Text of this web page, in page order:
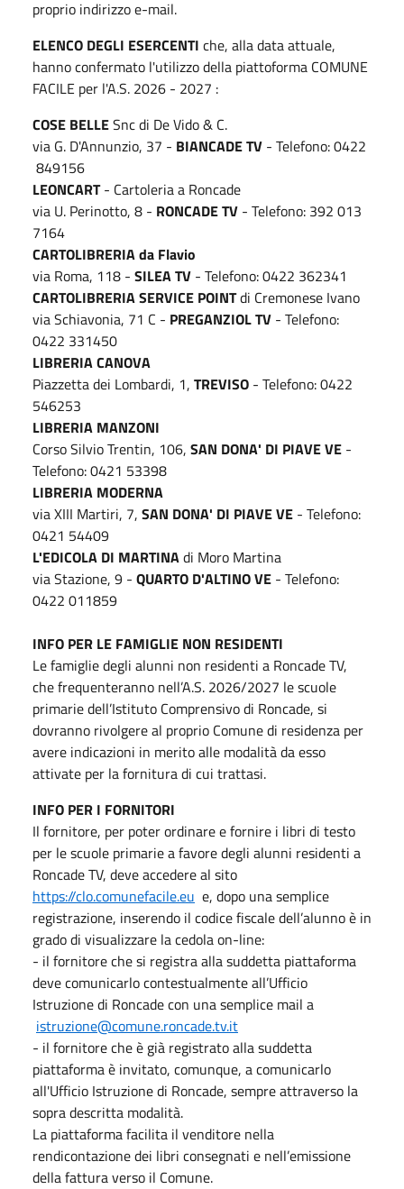
proprio indirizzo e-mail.
ELENCO DEGLI ESERCENTI che, alla data attuale,
hanno confermato l'utilizzo della piattoforma COMUNE
FACILE per l'A.S. 2026 - 2027 :
COSE BELLESnc di De Vido & C.
via G. D'Annunzio, 37 - BIANCADE TV - Telefono: 0422
849156
LEONCART- Cartoleria a Roncade
via U. Perinotto, 8 - RONCADE TV - Telefono: 392 013
7164
CARTOLIBRERIA da Flavio
via Roma, 118 - SILEA TV - Telefono: 0422 362341
CARTOLIBRERIA SERVICE POINTdi Cremonese Ivano
via Schiavonia, 71 C - PREGANZIOL TV - Telefono:
0422 331450
LIBRERIA CANOVA
Piazzetta dei Lombardi, 1, TREVISO - Telefono: 0422
546253
LIBRERIA MANZONI
Corso Silvio Trentin, 106, SAN DONA' DI PIAVE VE -
Telefono: 0421 53398
LIBRERIA MODERNA
via XIII Martiri, 7, SAN DONA' DI PIAVE VE - Telefono:
0421 54409
L'EDICOLA DI MARTINAdi Moro Martina
via Stazione, 9 - QUARTO D'ALTINO VE - Telefono:
0422 011859
INFO PER LE FAMIGLIE NON RESIDENTI
Le famiglie degli alunni non residenti a Roncade TV,
che frequenteranno nell’A.S. 2026/2027 le scuole
primarie dell’Istituto Comprensivo di Roncade, si
dovranno rivolgere al proprio Comune di residenza per
avere indicazioni in merito alle modalità da esso
attivate per la fornitura di cui trattasi.
INFO PER I FORNITORI
Il fornitore, per poter ordinare e fornire i libri di testo
per le scuole primarie a favore degli alunni residenti a
Roncade TV, deve accedere al sito
https://clo.comunefacile.eu e, dopo una semplice
registrazione, inserendo il codice fiscale dell’alunno è in
grado di visualizzare la cedola on-line:
- il fornitore che si registra alla suddetta piattaforma
deve comunicarlo contestualmente all’Ufficio
Istruzione di Roncade con una semplice mail a
istruzione@comune.roncade.tv.it
- il fornitore che è già registrato alla suddetta
piattaforma è invitato, comunque, a comunicarlo
all'Ufficio Istruzione di Roncade, sempre attraverso la
sopra descritta modalità.
La piattaforma facilita il venditore nella
rendicontazione dei libri consegnati e nell’emissione
della fattura verso il Comune.